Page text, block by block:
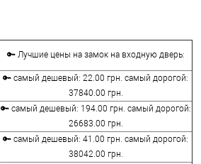
🔑 Лучшие цены на замок на входную дверь:
🔑 самый дешевый: 22.00 грн. самый дорогой:
37840.00 грн.
🔑 самый дешевый: 194.00 грн. самый дорогой:
26683.00 грн.
🔑 самый дешевый: 41.00 грн. самый дорогой:
38042.00 грн.